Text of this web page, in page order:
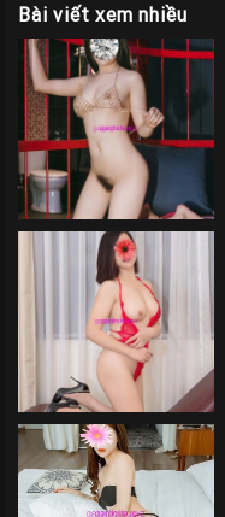
Bài viết xem nhiều